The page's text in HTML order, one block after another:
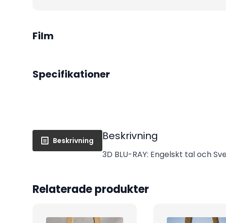
Film
Specifikationer
Beskrivning Beskrivning
3D BLU-RAY: Engelskt tal och
Relaterade produkter